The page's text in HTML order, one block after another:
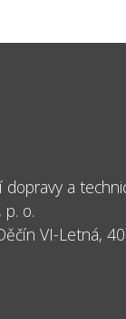
a
o.
VI-Letná,